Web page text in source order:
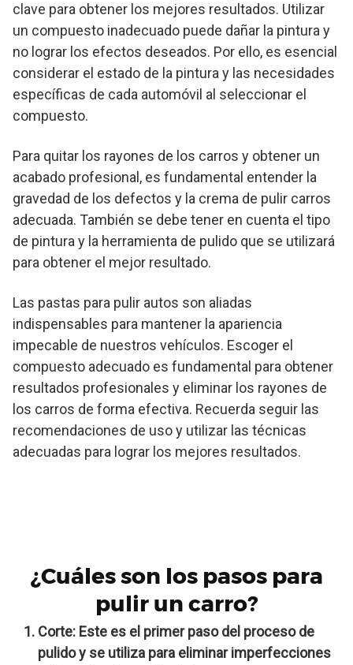
clave para obtener los mejores resultados. Utilizar
un compuesto inadecuado puede dañar la pintura y
no lograr los efectos deseados. Por ello, es esencial
considerar el estado de la pintura y las necesidades
específicas de cada automóvil al seleccionar el
compuesto.
Para quitar los rayones de los carros y obtener un
acabado profesional, es fundamental entender la
gravedad de los defectos y la crema de pulir carros
adecuada. También se debe tener en cuenta el tipo
de pintura y la herramienta de pulido que se utilizará
para obtener el mejor resultado.
Las pastas para pulir autos son aliadas
indispensables para mantener la apariencia
impecable de nuestros vehículos. Escoger el
compuesto adecuado es fundamental para obtener
resultados profesionales y eliminar los rayones de
los carros de forma efectiva. Recuerda seguir las
recomendaciones de uso y utilizar las técnicas
adecuadas para lograr los mejores resultados.
¿Cuáles son los pasos para
pulir un carro?
Corte: Este es el primer paso del proceso de
pulido y se utiliza para eliminar imperfecciones